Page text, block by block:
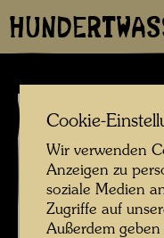
Cookie-
Wir verwenden
Anzeigen zu
soziale Medien
Zugriffe auf
Außerdem